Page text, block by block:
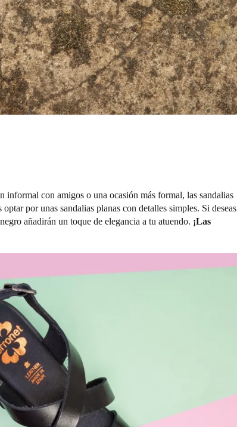
informal con amigos o una ocasión más formal, las sandalias
por unas sandalias planas con detalles simples. Si deseas
añadirán un toque de elegancia a tu atuendo. ¡Las